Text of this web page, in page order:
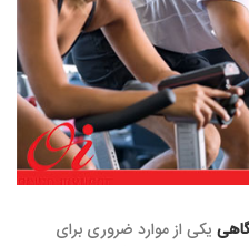
یکی از موارد ضروری برای